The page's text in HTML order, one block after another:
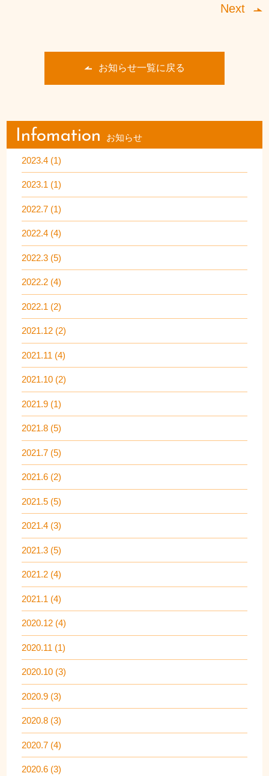
Next
お知らせ一覧に戻る
Infomation お知らせ
2023.4 (1)
2023.1 (1)
2022.7 (1)
2022.4 (4)
2022.3 (5)
2022.2 (4)
2022.1 (2)
2021.12 (2)
2021.11 (4)
2021.10 (2)
2021.9 (1)
2021.8 (5)
2021.7 (5)
2021.6 (2)
2021.5 (5)
2021.4 (3)
2021.3 (5)
2021.2 (4)
2021.1 (4)
2020.12 (4)
2020.11 (1)
2020.10 (3)
2020.9 (3)
2020.8 (3)
2020.7 (4)
2020.6 (3)